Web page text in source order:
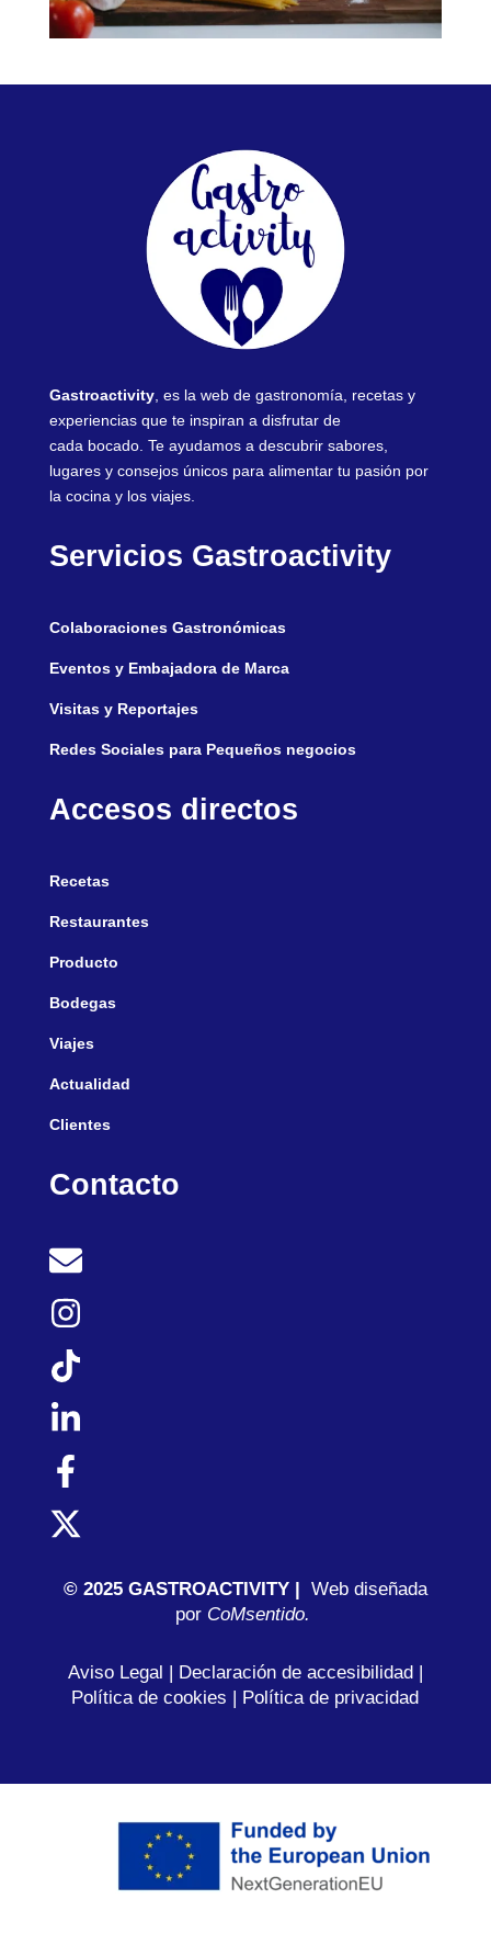
Gastroactivity, es la web de gastronomía, recetas y
experiencias que te inspiran a disfrutar de
cada bocado. Te ayudamos a descubrir sabores,
lugares y consejos únicos para alimentar tu pasión por
la cocina y los viajes.
Servicios Gastroactivity
Colaboraciones Gastronómicas
Eventos y Embajadora de Marca
Visitas y Reportajes
Redes Sociales para Pequeños negocios
Accesos directos
Recetas
Restaurantes
Producto
Bodegas
Viajes
Actualidad
Clientes
Contacto
© 2025 GASTROACTIVITY | Web diseñada
porCoMsentido.
Aviso Legal | Declaración de accesibilidad|
Política de cookies | Política de privacidad